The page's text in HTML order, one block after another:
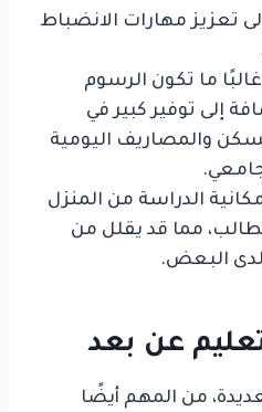
إلى تعزيز مهارات الانضباط
ما تكون الرسوم
إلى توفير كبير في
والمصاريف اليومية
الدراسة من المنزل
مما قد يقلل من
لدى البعض.
عن بعد
من المهم أيضًا